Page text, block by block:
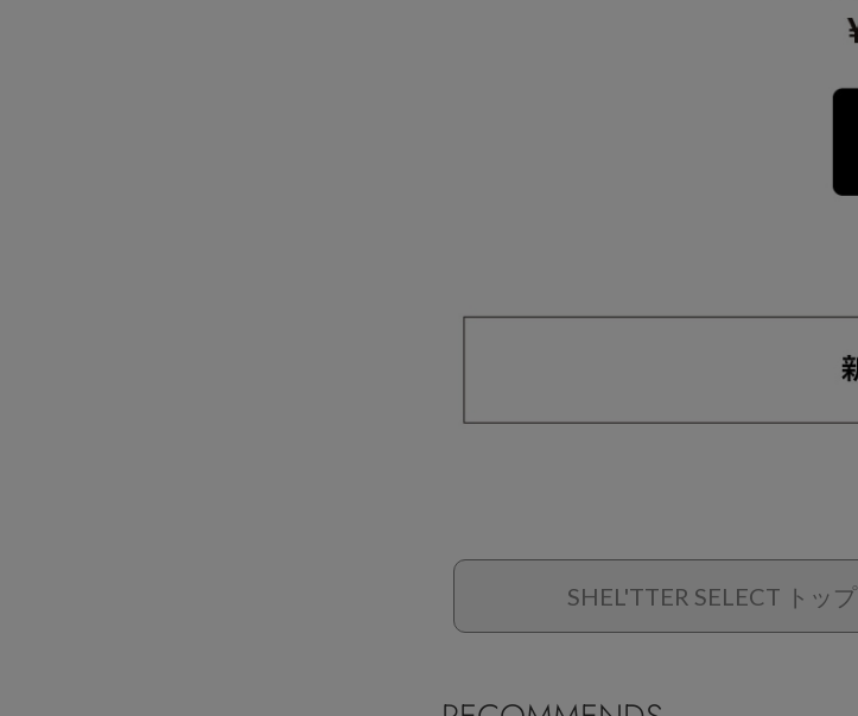
SHEL'TTER SELECT トップ